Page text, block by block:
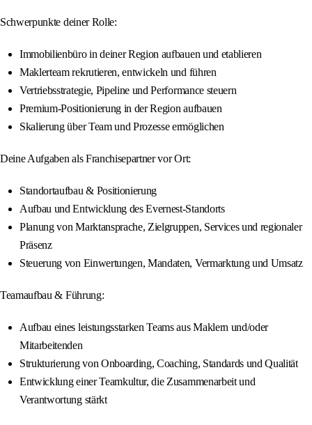
Schwerpunkte deiner Rolle:
Immobilienbüro in deiner Region aufbauen und etablieren
Maklerteam rekrutieren, entwickeln und führen
Vertriebsstrategie, Pipeline und Performance steuern
Premium-Positionierung in der Region aufbauen
Skalierung über Team und Prozesse ermöglichen
Deine Aufgaben als Franchisepartner vor Ort:
Standortaufbau & Positionierung
Aufbau und Entwicklung des Evernest-Standorts
Planung von Marktansprache, Zielgruppen, Services und regionaler
Präsenz
Steuerung von Einwertungen, Mandaten, Vermarktung und Umsatz
Teamaufbau & Führung:
Aufbau eines leistungsstarken Teams aus Maklern und/oder
Mitarbeitenden
Strukturierung von Onboarding, Coaching, Standards und Qualität
Entwicklung einer Teamkultur, die Zusammenarbeit und
Verantwortung stärkt